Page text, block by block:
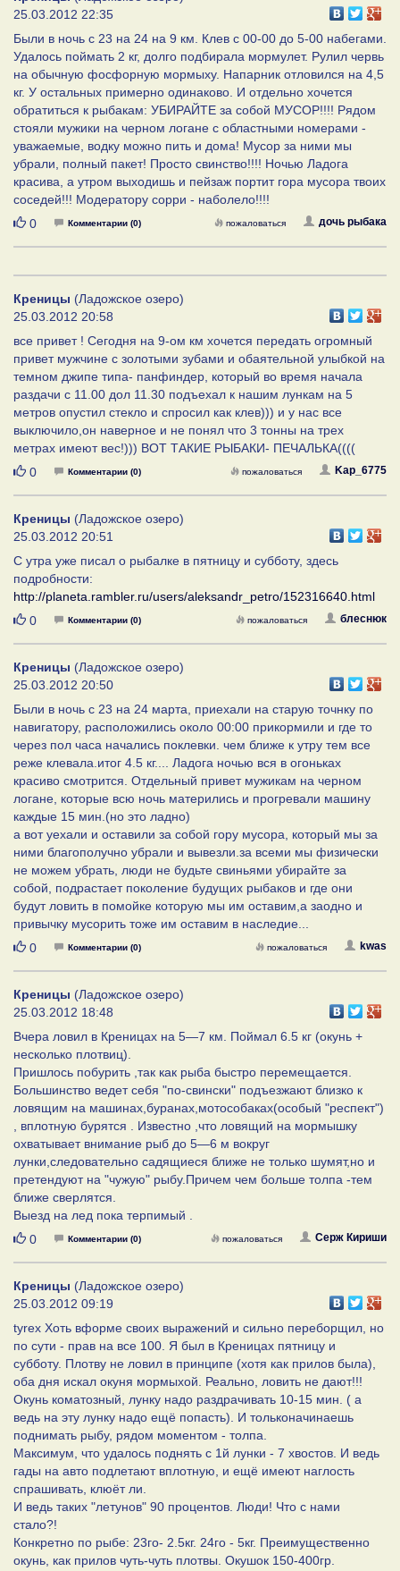
25.03.2012 22:35
Были в ночь с 23 на 24 на 9 км. Клев с 00-00 до 5-00 набегами.
Удалось поймать 2 кг, долго подбирала мормулет. Рулил червь
на обычную фосфорную мормыху. Напарник отловился на 4,5
кг. У остальных примерно одинаково. И отдельно хочется
обратиться к рыбакам: УБИРАЙТЕ за собой МУСОР!!!! Рядом
стояли мужики на черном логане с областными номерами -
уважаемые, водку можно пить и дома! Мусор за ними мы
убрали, полный пакет! Просто свинство!!!! Ночью Ладога
красива, а утром выходишь и пейзаж портит гора мусора твоих
соседей!!! Модератору сорри - наболело!!!!
Нравится
0 Комментарии (0) дочь рыбака
пожаловаться
Креницы (Ладожское озеро)
25.03.2012 20:58
все привет ! Сегодня на 9-ом км хочется передать огромный
привет мужчине с золотыми зубами и обаятельной улыбкой на
темном джипе типа- панфиндер, который во время начала
раздачи с 11.00 дол 11.30 подъехал к нашим лункам на 5
метров опустил стекло и спросил как клев))) и у нас все
выключило,он наверное и не понял что 3 тонны на трех
метрах имеют вес!))) ВОТ ТАКИЕ РЫБАКИ- ПЕЧАЛЬКА((((
Нравится
0 Комментарии (0) Kap_6775
пожаловаться
Креницы (Ладожское озеро)
25.03.2012 20:51
С утра уже писал о рыбалке в пятницу и субботу, здесь
подробности:
http://planeta.rambler.ru/users/aleksandr_petro/152316640.html
Нравится
0 Комментарии (0) блеснюк
пожаловаться
Креницы (Ладожское озеро)
25.03.2012 20:50
Были в ночь с 23 на 24 марта, приехали на старую точнку по
навигатору, расположились около 00:00 прикормили и где то
через пол часа начались поклевки. чем ближе к утру тем все
реже клевала.итог 4.5 кг.... Ладога ночью вся в огоньках
красиво смотрится. Отдельный привет мужикам на черном
логане, которые всю ночь матерились и прогревали машину
каждые 15 мин.(но это ладно)
а вот уехали и оставили за собой гору мусора, который мы за
ними благополучно убрали и вывезли.за всеми мы физически
не можем убрать, люди не будьте свиньями убирайте за
собой, подрастает поколение будущих рыбаков и где они
будут ловить в помойке которую мы им оставим,а заодно и
привычку мусорить тоже им оставим в наследие...
Нравится
0 Комментарии (0) kwas
пожаловаться
Креницы (Ладожское озеро)
25.03.2012 18:48
Вчера ловил в Креницах на 5—7 км. Поймал 6.5 кг (окунь +
несколько плотвиц).
Пришлось побурить ,так как рыба быстро перемещается.
Большинство ведет себя "по-свински" подъезжают близко к
ловящим на машинах,буранах,мотособаках(особый "респект")
, вплотную бурятся . Известно ,что ловящий на мормышку
охватывает внимание рыб до 5—6 м вокруг
лунки,следовательно садящиеся ближе не только шумят,но и
претендуют на "чужую" рыбу.Причем чем больше толпа -тем
ближе сверлятся.
Выезд на лед пока терпимый .
Нравится
0 Комментарии (0) Серж Кириши
пожаловаться
Креницы (Ладожское озеро)
25.03.2012 09:19
tyrex Хоть вформе своих выражений и сильно переборщил, но
по сути - прав на все 100. Я был в Креницах пятницу и
субботу. Плотву не ловил в принципе (хотя как прилов была),
оба дня искал окуня мормыхой. Реально, ловить не дают!!!
Окунь коматозный, лунку надо раздрачивать 10-15 мин. ( а
ведь на эту лунку надо ещё попасть). И тольконачинаешь
поднимать рыбу, рядом моментом - толпа.
Максимум, что удалось поднять с 1й лунки - 7 хвостов. И ведь
гады на авто подлетают вплотную, и ещё имеют наглость
спрашивать, клюёт ли.
И ведь таких "летунов" 90 процентов. Люди! Что с нами
стало?!
Конкретно по рыбе: 23го- 2.5кг. 24го - 5кг. Преимущественно
окунь, как прилов чуть-чуть плотвы. Окушок 150-400гр.